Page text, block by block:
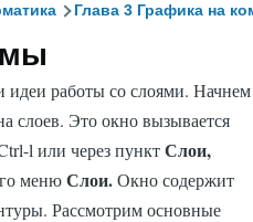
Глава 3 Графика на
работы со слоями. Начнем
слоев. Это окно вызывается
l или через пунктСлои,
менюСлои.Окно содержит
Рассмотрим основные